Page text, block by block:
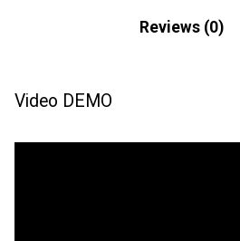
Reviews (0)
Video DEMO